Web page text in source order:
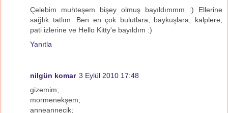
Çelebim muhteşem bişey olmuş bayıldımmm :) Ellerine
sağlık tatlım. Ben en çok bulutlara, baykuşlara, kalplere,
pati izlerine ve Hello Kitty'e bayıldım :)
Yanıtla
nilgün komar 3 Eylül 2010 17:48
gizemim;
mormenekşem;
anneannecik;